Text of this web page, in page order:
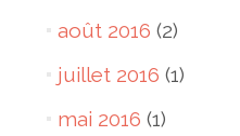
août 2016 (2)
juillet 2016 (1)
mai 2016 (1)